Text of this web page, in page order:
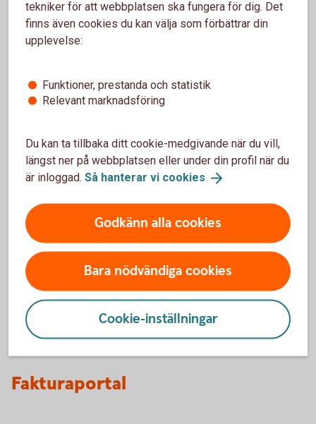
Internetbanken
Sköt bankärenden smidigt och säkert. Håll koll på
över.
Bokföringsskyldighet
Räkenskapsinformation frånBokföringsnämnden
När du tar emot e-fakturor i internetbanken
Fakturaportal
tekniker för att webbplatsen ska fungera för dig. Det
finns även cookies du kan välja som förbättrar din
upplevelse:
Funktioner, prestanda och statistik
Relevant marknadsföring
Du kan ta tillbaka ditt cookie-medgivande när du vill,
längst ner på webbplatsen eller under din profil när du
är inloggad. Så hanterar vi cookies
Godkänn alla cookies
Bara nödvändiga cookies
Cookie-inställningar